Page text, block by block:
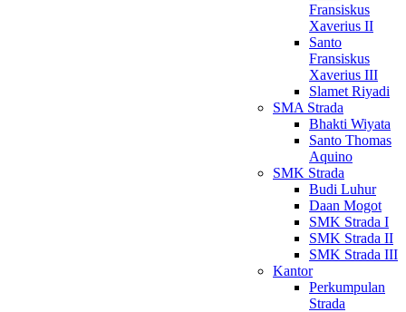
Fransiskus
Xaverius II
Santo
Fransiskus
Xaverius III
Slamet Riyadi
SMA Strada
Bhakti Wiyata
Santo Thomas
Aquino
SMK Strada
Budi Luhur
Daan Mogot
SMK Strada I
SMK Strada II
SMK Strada III
Kantor
Perkumpulan
Strada